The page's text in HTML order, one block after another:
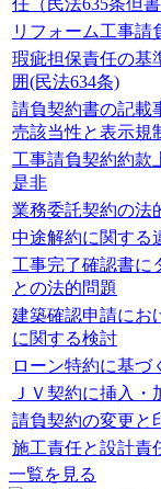
リフォーム工事請
瑕疵担保責任の基
囲(民法634条)
請負契約書の記載
売該当性と表示規
工事請負契約約款
是非
業務委託契約の法
中途解約に関する
工事完了確認書に
との法的問題
建築確認申請にお
に関する検討
ローン特約に基づ
ＪＶ契約に挿入
請負契約の変更と
施工責任と設計責
一覧を見る